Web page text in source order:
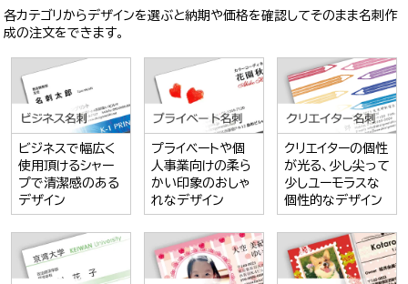
各カテゴリからデザインを選ぶと納期や価格を確認してそのまま名刺作
成の注文をできます。
ビジネスで幅広く
使用頂けるシャー
プで清潔感のある
デザイン
プライベートや個
人事業向けの柔ら
かい印象のおしゃ
れなデザイン
クリエイターの個性
が光る、少し尖って
少しユーモラスな
個性的なデザイン